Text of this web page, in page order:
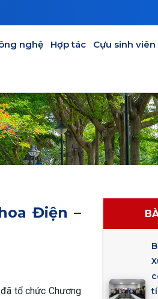
nghệ Hợp tác Cựu sinh viên
Điện –
tổ chức Chương